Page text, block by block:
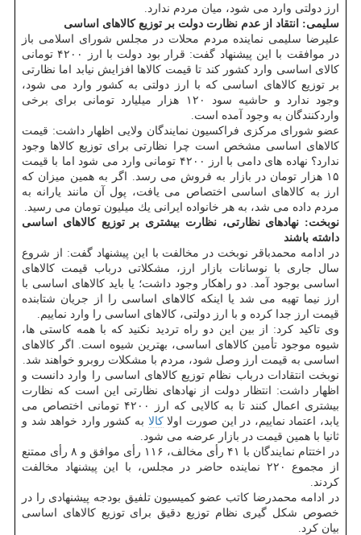
ارز دولتی وارد می شود، میان مردم ندارد.
سلیمی: انتقاد از عدم نظارت دولت بر توزیع كالاهای اساسی
علیرضا سلیمی نماینده مردم محلات در مجلس شورای اسلامی باز
در موافقت با این پیشنهاد گفت: قرار بود دولت با ارز ۴۲۰۰ تومانی
كالای اساسی وارد كشور كند تا قیمت كالاها افزایش نیابد اما نظارتی
بر توزیع كالاهای اساسی كه با ارز دولتی به كشور وارد می شود،
وجود ندارد و حاشیه سود ۱۲۰ هزار میلیارد تومانی برای برخی
واردكنندگان به وجود آمده است.
عضو شورای مركزی فراكسیون نمایندگان ولایی اظهار داشت: قیمت
كالاهای اساسی مشخص است چرا نظارتی برای توزیع كالاها وجود
ندارد؟ نهاده های دامی با ارز ۴۲۰۰ تومانی وارد می شود اما با قیمت
۱۵ هزار تومان در بازار به فروش می رسد. اگر به همین میزان كه
ارز به كالاهای اساسی اختصاص می یافت، پول آن مانند یارانه به
مردم داده می شد، به هر خانواده ایرانی یك میلیون تومان می رسید.
نوبخت: نهادهای نظارتی، نظارت بیشتری بر توزیع كالاهای اساسی
داشته باشند
در ادامه محمدباقر نوبخت در مخالفت با این پیشنهاد گفت: از شروع
سال جاری با نوسانات بازار ارز، مشكلاتی درباب قیمت كالاهای
اساسی بوجود آمد. دو راهكار وجود داشت؛ یا باید كالاهای اساسی با
ارز نیما تهیه می شد یا اینكه كالاهای اساسی را از جریان شتابنده
قیمت ارز جدا كرده و با ارز دولتی، كالاهای اساسی را وارد نماییم.
وی تاكید كرد: از بین این دو راه تردید نكنید كه با همه كاستی ها،
شیوه موجود تأمین كالاهای اساسی، بهترین شیوه است. اگر كالاهای
اساسی به قیمت ارز وصل شود، مردم با مشكلات روبرو خواهند شد.
نوبخت انتقادات درباب نظام توزیع كالاهای اساسی را وارد دانست و
اظهار داشت: انتظار دولت از نهادهای نظارتی این است كه نظارت
بیشتری اعمال كنند تا به كالایی كه ارز ۴۲۰۰ تومانی اختصاص می
یابد، اعتماد نماییم، در این صورت اولاكالا به كشور وارد خواهد شد و
ثانیا با همین قیمت در بازار عرضه می شود.
در اختتام نمایندگان با ۴۱ رأی مخالف، ۱۱۶ رأی موافق و ۸ رأی ممتنع
از مجموع ۲۲۰ نماینده حاضر در مجلس، با این پیشنهاد مخالفت
كردند.
در ادامه محمدرضا كاتب عضو كمیسیون تلفیق بودجه پیشنهادی را در
خصوص شكل گیری نظام توزیع دقیق برای توزیع كالاهای اساسی
بیان كرد.